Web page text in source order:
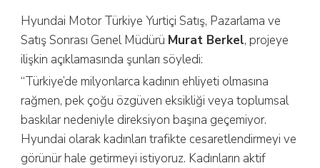
Hyundai Motor Türkiye Yurtiçi Satış, Pazarlama ve
Satış Sonrası Genel Müdürü Murat Berkel, projeye
ilişkin açıklamasında şunları söyledi:
“Türkiye’de milyonlarca kadının ehliyeti olmasına
rağmen, pek çoğu özgüven eksikliği veya toplumsal
baskılar nedeniyle direksiyon başına geçemiyor.
Hyundai olarak kadınları trafikte cesaretlendirmeyi ve
görünür hale getirmeyi istiyoruz. Kadınların aktif